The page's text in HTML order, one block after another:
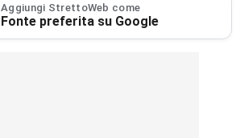
Aggiungi StrettoWeb come
Fonte preferita su Google